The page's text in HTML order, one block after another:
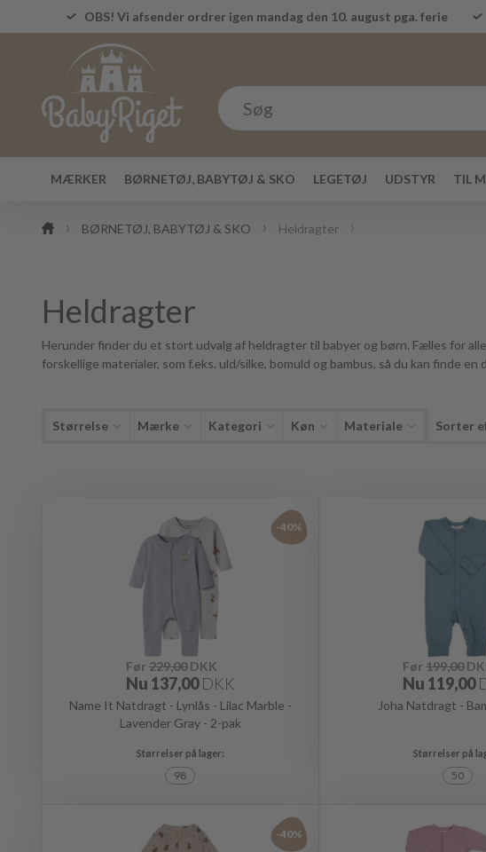
OBS! Vi afsender ordrer igen mandag den 10. august pga. ferie
MÆRKER BØRNETØJ, BABYTØJ & SKO LEGETØJ UDSTYR TIL
BØRNETØJ, BABYTØJ & SKO Heldragter
Heldragter
Herunder finder du et stort udvalg af heldragter til babyer og børn. Fælles for
forskellige materialer, som f.eks. uld/silke, bomuld og bambus, så du kan finde
-40%
Før 229,00DKK
Nu 137,00 DKK
Name It Natdragt - Lynlås - Lilac Marble -
Lavender Gray - 2-pak
98
Før199,00
Nu 119,00
Joha Natdragt -
50
-40%
Størrelse Mærke Kategori Køn Materiale Sorter